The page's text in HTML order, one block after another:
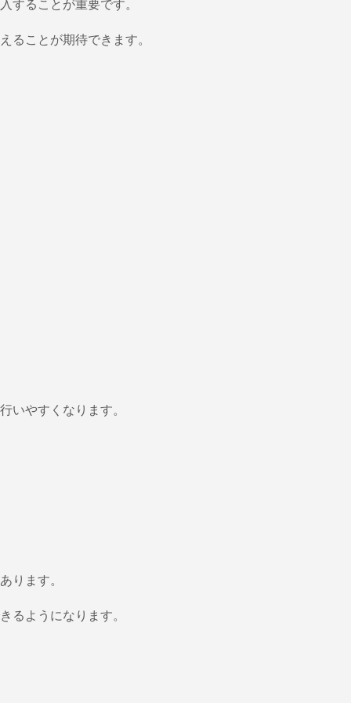
することが重要です。
ることが期待できます。
いやすくなります。
ります。
るようになります。